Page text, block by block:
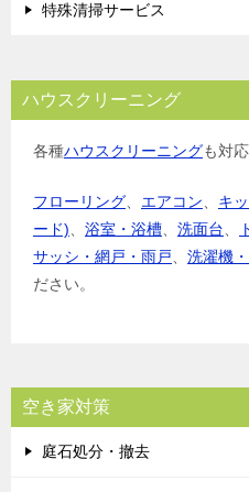
特殊清掃サービス
ハウスクリーニング
各種ハウスクリーニングも対
フローリング、 エアコン、 キ
ード)、 浴室・浴槽、 洗面台、
サッシ・網戸・雨戸、 洗濯機
ださい。
空き家対策
庭石処分・撤去